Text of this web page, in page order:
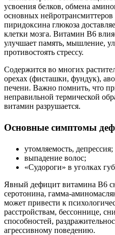
усвоения белков, обмена
основных
пиридоксина глюкоза
клетки мозга. Витамин B6
улучшает память, мышление,
противостоять стрессу.
Содержится во многих
орехах (фисташки, фундук),
печени. Важно помнить, что
неправильной термической
витамин разрушается.
Основные симптомы
утомляемость, депрессия;
выпадение волос;
«Судороги» в уголках
Явный дефицит витамина B6
серотонина, гамма-
может привести к
расстройствам, бессоннице,
способностей,
агрессивному поведению.